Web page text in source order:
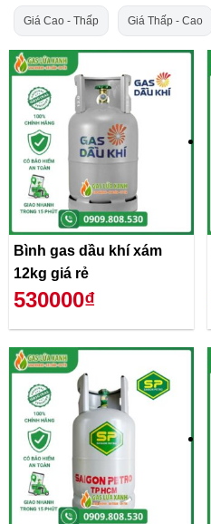
Giá Cao - Thấp Giá Thấp - Cao
Bình gas dầu khí xám
12kg giá rẻ
530000₫